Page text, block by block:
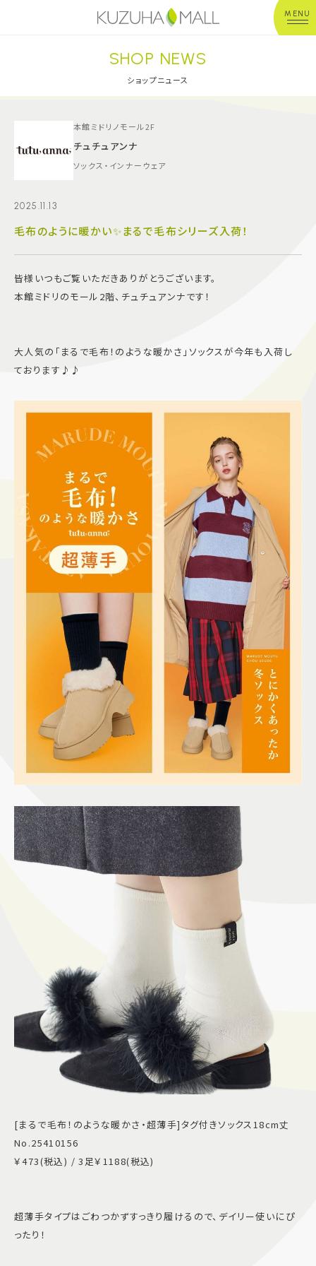
MENU
年中無休平 日：10:00~20:00
※店舗により異なる
ショップガイド
グルメ＆フード
イベント
キッズ＆ベビー
よくあるご質問
サイトマップ
プライバシーポリシー
Follow US
SHOP NEWS
ショップニュース
本館ミドリノモール2F
チュチュアンナ
ソックス・インナーウェア
2025.11.13
毛布のように暖かい✨まるで毛布シリーズ入荷！
皆様いつもご覧いただきありがとうございます。
本館ミドリのモール2階、チュチュアンナです！
大人気の「まるで毛布！のような暖かさ」ソックスが今年も入荷し
ております♪♪
[まるで毛布！のような暖かさ・超薄手]タグ付きソックス18cm丈
No.25410156
￥473(税込) / 3足￥1188(税込)
超薄手タイプはごわつかずすっきり履けるので、デイリー使いにぴ
ったり！